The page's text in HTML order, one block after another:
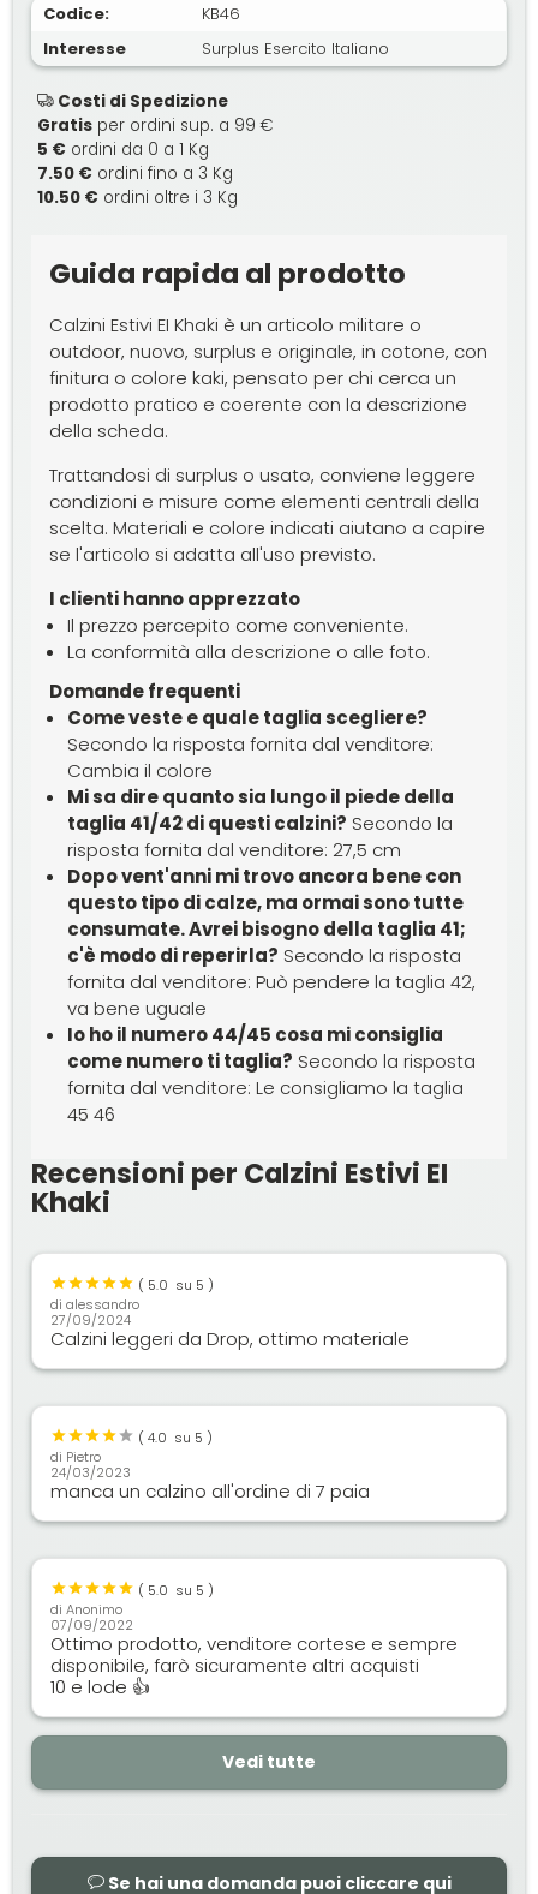
Codice:
KB46
Interesse
Surplus Esercito Italiano
Costi di Spedizione
Gratis per ordini sup. a 99 €
5 € ordini da 0 a 1 Kg
7.50 € ordini fino a 3 Kg
10.50 € ordini oltre i 3 Kg
Guida rapida al prodotto
Calzini Estivi EI Khaki è un articolo militare o
outdoor, nuovo, surplus e originale, in cotone, con
finitura o colore kaki, pensato per chi cerca un
prodotto pratico e coerente con la descrizione
della scheda.
Trattandosi di surplus o usato, conviene leggere
condizioni e misure come elementi centrali della
scelta. Materiali e colore indicati aiutano a capire
se l'articolo si adatta all'uso previsto.
I clienti hanno apprezzato
Il prezzo percepito come conveniente.
La conformità alla descrizione o alle foto.
Domande frequenti
Come veste e quale taglia scegliere?
Secondo la risposta fornita dal venditore:
Cambia il colore
Mi sa dire quanto sia lungo il piede della
taglia 41/42 di questi calzini? Secondo la
risposta fornita dal venditore: 27,5 cm
Dopo vent'anni mi trovo ancora bene con
questo tipo di calze, ma ormai sono tutte
consumate. Avrei bisogno della taglia 41;
c'è modo di reperirla? Secondo la risposta
fornita dal venditore: Può pendere la taglia 42,
va bene uguale
Io ho il numero 44/45 cosa mi consiglia
come numero ti taglia? Secondo la risposta
fornita dal venditore: Le consigliamo la taglia
45 46
Recensioni per Calzini Estivi EI
Khaki
( 5.0 su 5 )
dialessandro
27/09/2024
Calzini leggeri da Drop, ottimo materiale
(4.0 su 5 )
di Pietro
24/03/2023
manca un calzino all'ordine di 7 paia
( 5.0 su 5 )
diAnonimo
07/09/2022
Ottimo prodotto, venditore cortese e sempre
disponibile, farò sicuramente altri acquisti
10 e lode 👍
Vedi tutte
Se hai una domanda puoi cliccare qui